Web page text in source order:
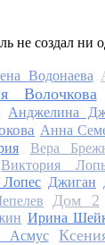
не создал ни
Водонаева
Волочкова
Анджелина
Анна
Вера
Виктория
Джиган
Дом 2
Ирина
Асмус